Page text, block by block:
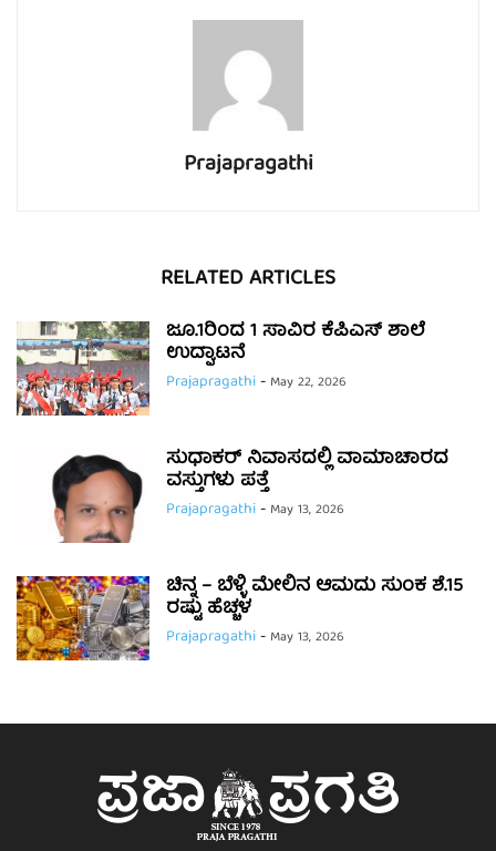
Prajapragathi
RELATED ARTICLES
ಜೂ.1ರಿಂದ 1 ಸಾವಿರ ಕೆಪಿಎಸ್ ಶಾಲೆ
ಉದ್ಘಾಟನೆ
Prajapragathi- May 22, 2026
ಸುಧಾಕರ್ ನಿವಾಸದಲ್ಲಿ ವಾಮಾಚಾರದ
ವಸ್ತುಗಳು ಪತ್ತೆ
Prajapragathi- May 13, 2026
ಚಿನ್ನ – ಬೆಳ್ಳಿ ಮೇಲಿನ ಆಮದು ಸುಂಕ ಶೆ.15
ರಷ್ಟು ಹೆಚ್ಚಳ
Prajapragathi- May 13, 2026